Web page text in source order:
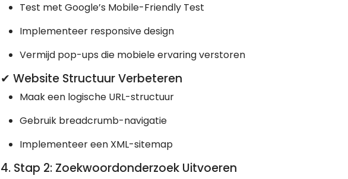
Test met Google’s Mobile-Friendly Test
Implementeer responsive design
Vermijd pop-ups die mobiele ervaring verstoren
✔ Website Structuur Verbeteren
Maak een logische URL-structuur
Gebruik breadcrumb-navigatie
Implementeer een XML-sitemap
4. Stap 2: Zoekwoordonderzoek Uitvoeren